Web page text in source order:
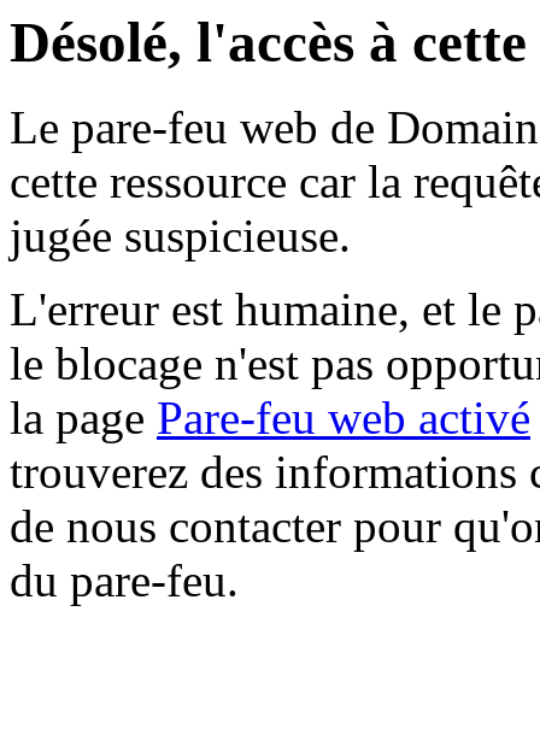
Désolé, l'accès à
Le pare-feu web de
cette ressource car la
jugée suspicieuse.
L'erreur est humaine, et le
le blocage n'est pas
la page Pare-feu web activé
trouverez des informations
de nous contacter pour
du pare-feu.